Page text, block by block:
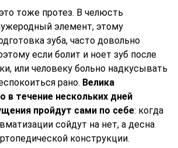
тоже протез. В челюсть
элемент, этому
зуба, часто довольно
если болит и ноет зуб после
или человеку больно надкусывать
рано. Велика
в течение нескольких дней
пройдут сами по себе: когда
сойдут на нет, а десна
конструкции.